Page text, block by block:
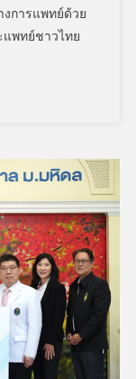
งการแพทย์ด้วย
พทย์ชาวไทย